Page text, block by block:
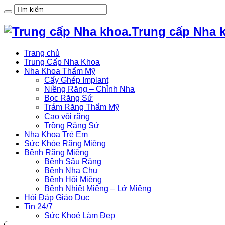
Trung cấp Nha
Trang chủ
Trung Cấp Nha Khoa
Nha Khoa Thẩm Mỹ
Cấy Ghép Implant
Niềng Răng – Chỉnh Nha
Bọc Răng Sứ
Trám Răng Thẩm Mỹ
Cạo vôi răng
Trồng Răng Sứ
Nha Khoa Trẻ Em
Sức Khỏe Răng Miệng
Bệnh Răng Miệng
Bệnh Sâu Răng
Bệnh Nha Chu
Bệnh Hôi Miệng
Bệnh Nhiệt Miệng – Lở Miệng
Hỏi Đáp Giáo Dục
Tin 24/7
Sức Khoẻ Làm Đẹp